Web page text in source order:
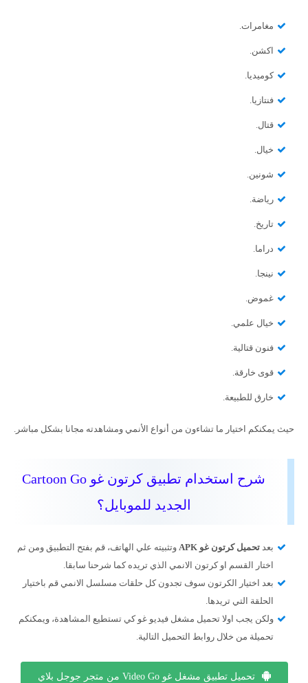
مغامرات.
اكشن.
كوميديا.
فنتازيا.
قتال.
خيال.
شونين.
رياضة.
تاريخ.
دراما.
نينجا.
غموض.
خيال علمي.
فنون قتالية.
قوى خارقة.
خارق للطبيعة.
حيث يمكنكم اختيار ما تشاءون من أنواع الأنمي ومشاهدته مجانا بشكل مباشر.
شرح استخدام تطبيق كرتون غو Cartoon Go
الجديد للموبايل؟
بعد تحميل كرتون غو APK
وتثبيته علي الهاتف، قم بفتح التطبيق ومن ثم
اختار القسم او كرتون الانمي الذي تريده كما شرحنا سابقا.
بعد اختيار الكرتون سوف تجدون كل حلقات مسلسل الانمي قم باختيار
الحلقة التي تريدها.
ولكن يجب اولا تحميل مشغل فيديو غو كي تستطيع المشاهدة، ويمكنكم
تحميلة من خلال روابط التحميل التالية.
تحميل تطبيق مشغل غو Video Go من متجر جوجل بلاي